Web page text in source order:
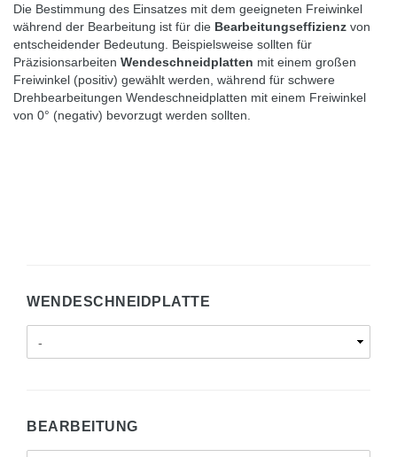
Die Bestimmung des Einsatzes mit dem geeigneten Freiwinkel
während der Bearbeitung ist für die Bearbeitungseffizienz von
entscheidender Bedeutung.
Beispielsweise sollten für
Präzisionsarbeiten Wendeschneidplatten mit einem großen
Freiwinkel (positiv) gewählt werden, während für schwere
Drehbearbeitungen Wendeschneidplatten mit einem Freiwinkel
von 0° (negativ) bevorzugt werden sollten.
WENDESCHNEIDPLATTE
BEARBEITUNG